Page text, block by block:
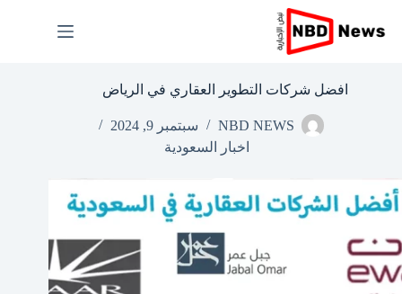
إلى
المحتوى
افضل شركات التطوير العقاري في الرياض
NBD NEWS
سبتمبر 9, 2024
اخبار السعودية